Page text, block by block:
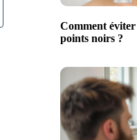
Comment éviter
points noirs ?